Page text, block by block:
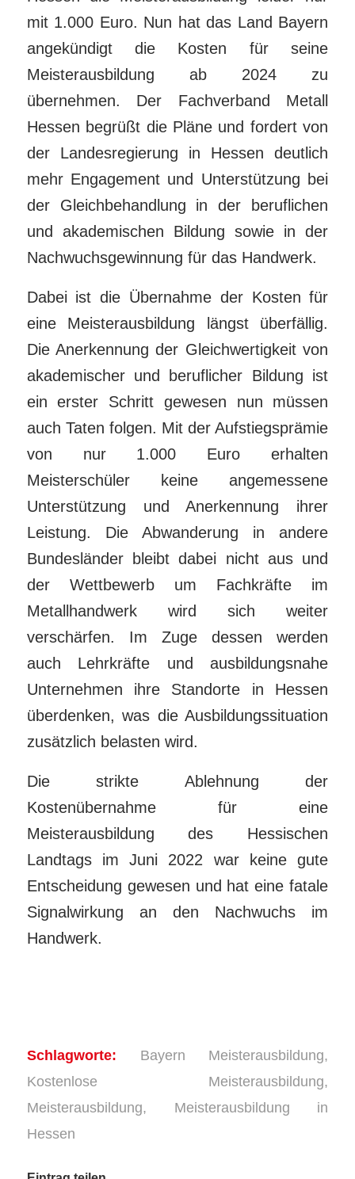
mit 1.000 Euro. Nun hat das Land Bayern
angekündigt die Kosten für seine
Meisterausbildung ab 2024 zu
übernehmen. Der Fachverband Metall
Hessen begrüßt die Pläne und fordert von
der Landesregierung in Hessen deutlich
mehr Engagement und Unterstützung bei
der Gleichbehandlung in der beruflichen
und akademischen Bildung sowie in der
Nachwuchsgewinnung für das Handwerk.
Dabei ist die Übernahme der Kosten für
eine Meisterausbildung längst überfällig.
Die Anerkennung der Gleichwertigkeit von
akademischer und beruflicher Bildung ist
ein erster Schritt gewesen nun müssen
auch Taten folgen. Mit der Aufstiegsprämie
von nur 1.000 Euro erhalten
Meisterschüler keine angemessene
Unterstützung und Anerkennung ihrer
Leistung. Die Abwanderung in andere
Bundesländer bleibt dabei nicht aus und
der Wettbewerb um Fachkräfte im
Metallhandwerk wird sich weiter
verschärfen. Im Zuge dessen werden
auch Lehrkräfte und ausbildungsnahe
Unternehmen ihre Standorte in Hessen
überdenken, was die Ausbildungssituation
zusätzlich belasten wird.
Die strikte Ablehnung der
Kostenübernahme für eine
Meisterausbildung des Hessischen
Landtags im Juni 2022 war keine gute
Entscheidung gewesen und hat eine fatale
Signalwirkung an den Nachwuchs im
Handwerk.
Schlagworte: Bayern Meisterausbildung,
Kostenlose Meisterausbildung,
Meisterausbildung, Meisterausbildung in
Hessen